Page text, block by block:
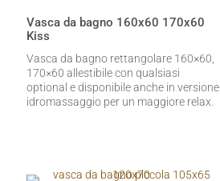
Vasca da bagno 160x60 170x60
Kiss
Vasca da bagno rettangolare 160×60,
170×60 allestibile con qualsiasi
optional e disponibile anche in versione
idromassaggio per un maggiore relax.